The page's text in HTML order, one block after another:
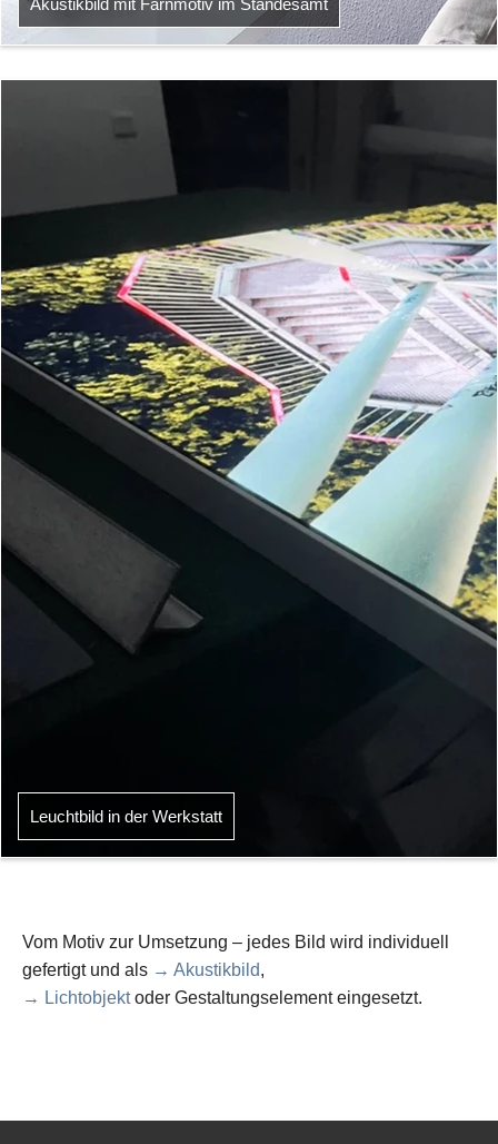
Leuchtbild in der Werkstatt
Vom Motiv zur Umsetzung – jedes Bild wird individuell
gefertigt und als → Akustikbild,
→ Lichtobjektoder Gestaltungselement eingesetzt.